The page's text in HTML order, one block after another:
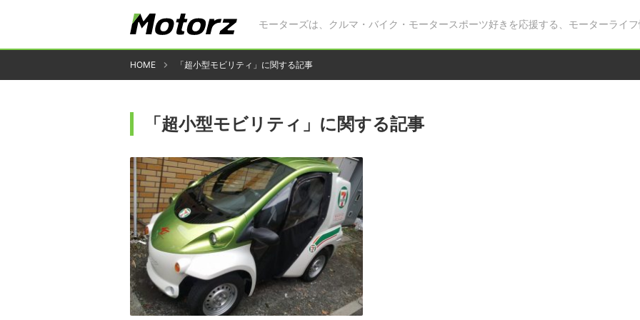
モーターズは、クルマ・バイク・モータースポーツ好きを応援する、モーターライフ
HOME 「超小型モビリティ」に関する記事
「超小型モビリティ」に関する記事